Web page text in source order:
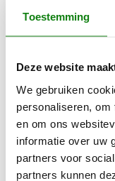
Toestemming
Deze website
We gebruiken
personaliseren,
en om ons
informatie over uw
partners voor
partners kunnen
8801 RD
0517-396800
Bij storing:06-